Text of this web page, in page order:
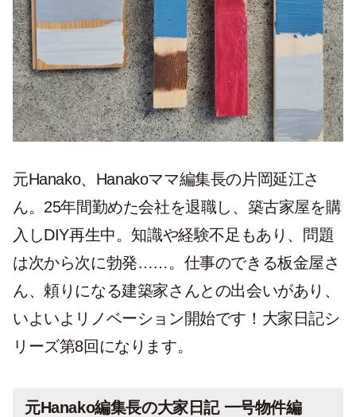
元Hanako、Hanakoママ編集長の片岡延江さ
ん。25年間勤めた会社を退職し、築古家屋を購
入しDIY再生中。知識や経験不足もあり、問題
は次から次に勃発……。仕事のできる板金屋さ
ん、頼りになる建築家さんとの出会いがあり、
いよいよリノベーション開始です！大家日記シ
リーズ第8回になります。
元Hanako編集長の大家日記 一号物件編